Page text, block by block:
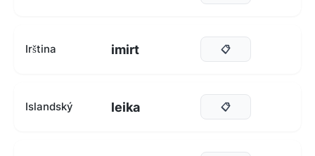
Irština imirt 📋
Islandský leika 📋